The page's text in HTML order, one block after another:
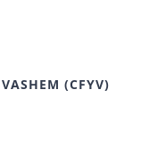
(CFYV)